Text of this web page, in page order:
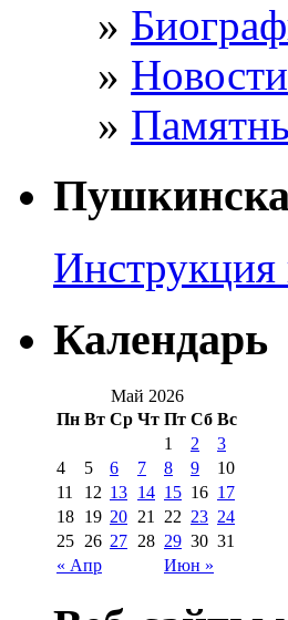
Новости
Инструкция
Календарь
Май 2026
Пн Вт Ср Чт Пт Сб Вс
« Апр Июн »
1 2
3
4
5 6 7 8 9
10
11
12 13 14 15 16 17
18 19 20 21 22 23 24
25 26 27 28 29 30 31